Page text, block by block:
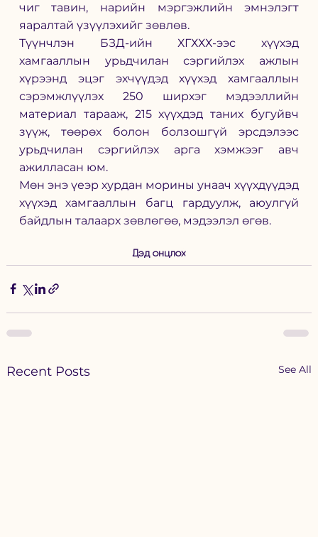
чиг тавин, нарийн мэргэжлийн эмнэлэгт
яаралтай үзүүлэхийг зөвлөв.
Түүнчлэн БЗД-ийн ХГХХХ-ээс хүүхэд
хамгааллын урьдчилан сэргийлэх ажлын
хүрээнд эцэг эхчүүдэд хүүхэд хамгааллын
сэрэмжлүүлэх 250 ширхэг мэдээллийн
материал тарааж, 215 хүүхдэд таних бугуйвч
зүүж, төөрөх болон болзошгүй эрсдэлээс
урьдчилан сэргийлэх арга хэмжээг авч
ажилласан юм.
Мөн энэ үеэр хурдан морины унаач хүүхдүүдэд
хүүхэд хамгааллын багц гардуулж, аюулгүй
байдлын талаарх зөвлөгөө, мэдээлэл өгөв.
Дэд онцлох
Recent Posts See All